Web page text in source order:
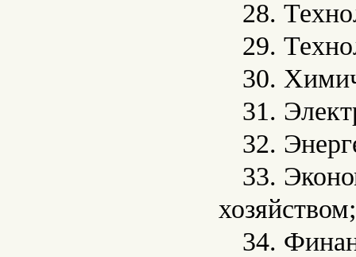
28.
29.
30.
31.
32.
33.
хозяйством;
34.